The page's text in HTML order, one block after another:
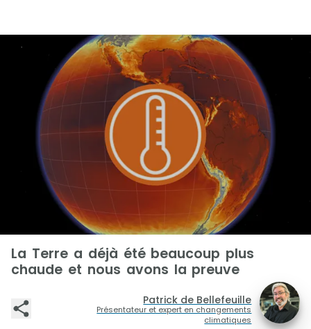
La Terre a déjà été beaucoup plus
chaude et nous avons la preuve
Patrick de Bellefeuille
Présentateur et expert en changements
climatiques